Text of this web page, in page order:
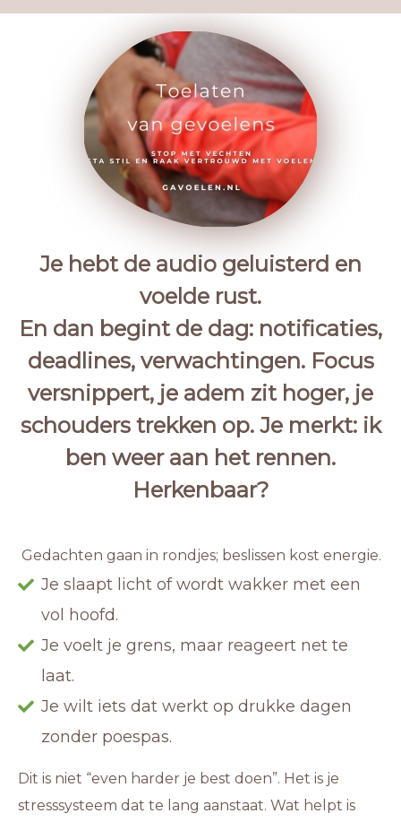
Je hebt de audio geluisterd en
voelde rust.
En dan begint de dag: notificaties,
deadlines, verwachtingen. Focus
versnippert, je adem zit hoger, je
schouders trekken op. Je merkt: ik
ben weer aan het rennen.
Herkenbaar?
Gedachten gaan in rondjes; beslissen kost energie.
Je slaapt licht of wordt wakker met een
vol hoofd.
Je voelt je grens, maar reageert net te
laat.
Je wilt iets dat werkt op drukke dagen
zonder poespas.
Dit is niet “even harder je best doen”. Het is je
stresssysteem dat te lang aanstaat. Wat helpt is